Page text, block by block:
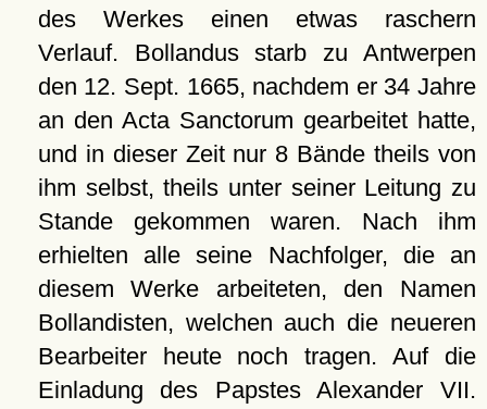
des Werkes einen etwas raschern
Verlauf. Bollandus starb zu Antwerpen
den 12. Sept. 1665, nachdem er 34 Jahre
an den Acta Sanctorum gearbeitet hatte,
und in dieser Zeit nur 8 Bände theils von
ihm selbst, theils unter seiner Leitung zu
Stande gekommen waren. Nach ihm
erhielten alle seine Nachfolger, die an
diesem Werke arbeiteten, den Namen
Bollandisten, welchen auch die neueren
Bearbeiter heute noch tragen. Auf die
Einladung des Papstes Alexander VII.